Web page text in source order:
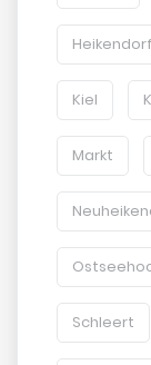
Heikendorf
Kiel
Markt
Schleert